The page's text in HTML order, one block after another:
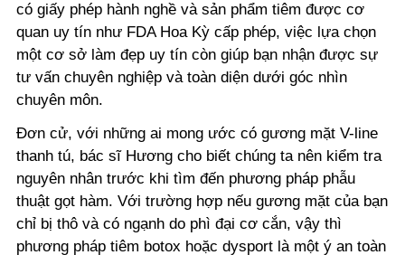
có giấy phép hành nghề và sản phẩm tiêm được cơ
quan uy tín như FDA Hoa Kỳ cấp phép, việc lựa chọn
một cơ sở làm đẹp uy tín còn giúp bạn nhận được sự
tư vấn chuyên nghiệp và toàn diện dưới góc nhìn
chuyên môn.
Đơn cử, với những ai mong ước có gương mặt V-line
thanh tú, bác sĩ Hương cho biết chúng ta nên kiểm tra
nguyên nhân trước khi tìm đến phương pháp phẫu
thuật gọt hàm. Với trường hợp nếu gương mặt của bạn
chỉ bị thô và có ngạnh do phì đại cơ cắn, vậy thì
phương pháp tiêm botox hoặc dysport là một ý an toàn